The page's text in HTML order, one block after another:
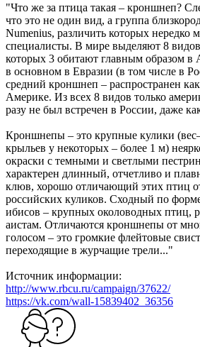
"Что же за птица такая – кроншнеп?
что это не один вид, а группа
Numenius, различить которых нередко
специалисты. В мире выделяют 8
которых 3 обитают главным образом в
в основном в Евразии (в том числе в
средний кроншнеп – распространен
Америке. Из всех 8 видов только
разу не был встречен в России, даже
Кроншнепы – это крупные кулики (вес–
крыльев у некоторых – более 1 м)
окраски с темными и светлыми
характерен длинный, отчетливо и
клюв, хорошо отличающий этих птиц
российских куликов. Сходный по
ибисов – крупных околоводных птиц,
аистам. Отличаются кроншнепы от
голосом – это громкие флейтовые
переходящие в журчащие трели..."
Источник информации:
http://www.rbcu.ru/campaign/37622/
https://vk.com/wall-15839402_36356